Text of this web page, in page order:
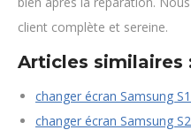
client complète et sereine.
Articles similaires
changer écran Samsung
changer écran Samsung